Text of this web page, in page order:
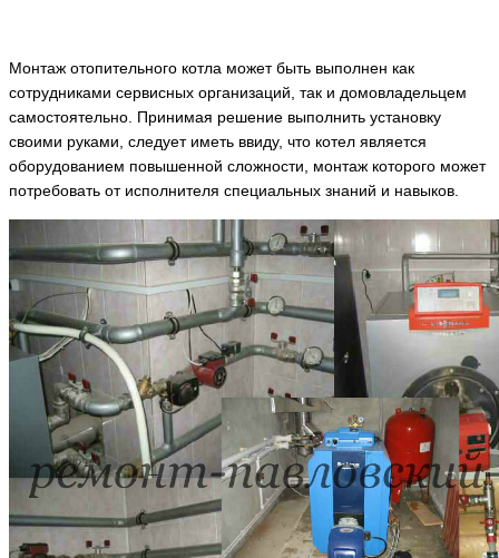
Монтаж отопительного котла может быть выполнен как
сотрудниками сервисных организаций, так и домовладельцем
самостоятельно. Принимая решение выполнить установку
своими руками, следует иметь ввиду, что котел является
оборудованием повышенной сложности, монтаж которого может
потребовать от исполнителя специальных знаний и навыков.